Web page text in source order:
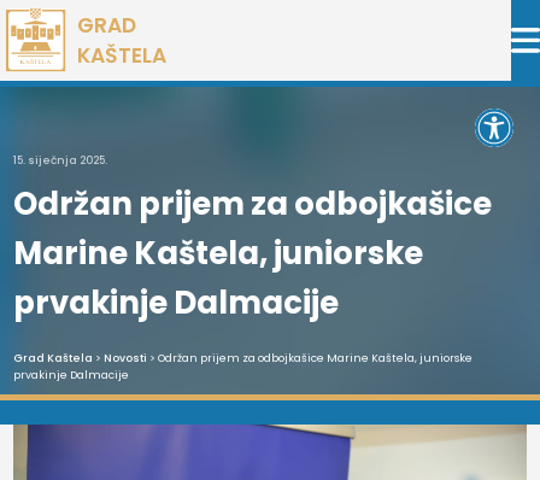
Preskoči
na
sadržaj
GRAD
KAŠTELA
15. siječnja 2025.
Održan prijem za odbojkašice
Marine Kaštela, juniorske
prvakinje Dalmacije
Grad Kaštela > Novosti > Održan prijem za odbojkašice Marine Kaštela, juniorske
prvakinje Dalmacije